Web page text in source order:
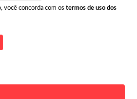
você concorda com os termos de uso dos